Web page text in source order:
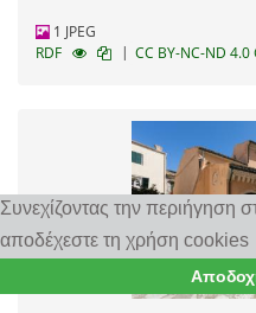
Συνεχίζοντας την περιήγηση
αποδέχεστε τη χρήση cookies
1 JPEG
RDF
| CC BY-NC-ND 4.0